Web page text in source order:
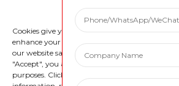
電話: +86 18717936608
メールアドレス: marketing@boevan.cn
微信: +86 18717936608
WhatsApp: +86 18717936608
住所:中国上海市奉賢区南橋鎮金萱路1688号
Manage Cookie
Cookies give you a personalized experience.
enhance your experience using our website,
our website safe, and assist in our marketing
"Accept", you agree to the storing of cookies on
purposes. Click "Adjust" to adjust your cookie